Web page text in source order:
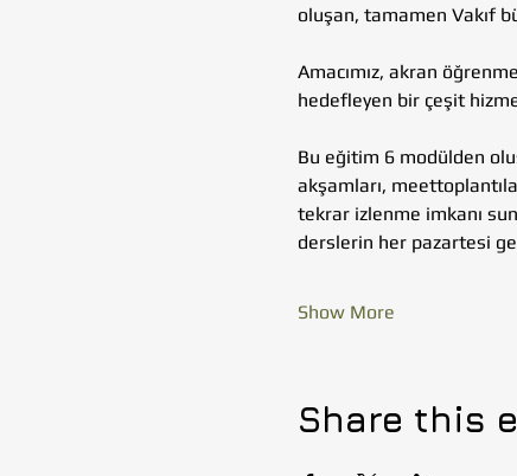
oluşan, tamamen Vakıf
Amacımız, akran
hedefleyen bir çeşit
Bu eğitim 6 modülden
akşamları,
tekrar izlenme imkanı
derslerin her pazartesi
Show More
Share this